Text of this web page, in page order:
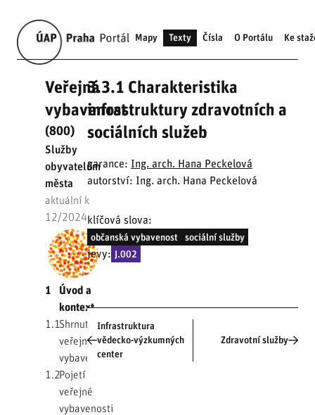
Mapy Texty Čísla O Portálu Ke
Veřejná
vybavenost
(800)
Služby
obyvatelům
města
aktuální k
12/2024
1
Úvod a
kontext
1.1Shrnutí
veřejné
vybavenosti
1.2Pojetí
veřejné
vybavenosti
3.3.1 Charakteristika
infrastruktury zdravotních a
sociálních služeb
garance: Ing. arch. Hana Peckelová
autorství: Ing. arch. Hana Peckelová
klíčová slova:
občanská vybavenost sociální služby
jevy: J.002
Infrastruktura
vědecko-výzkumných
center
Zdravotní služby